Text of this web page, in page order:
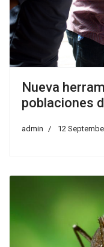
Nueva
poblaciones
admin 12